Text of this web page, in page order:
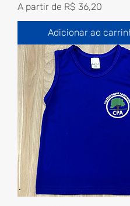
A partir de R$ 36,20
Preço promocional
Adicionar ao